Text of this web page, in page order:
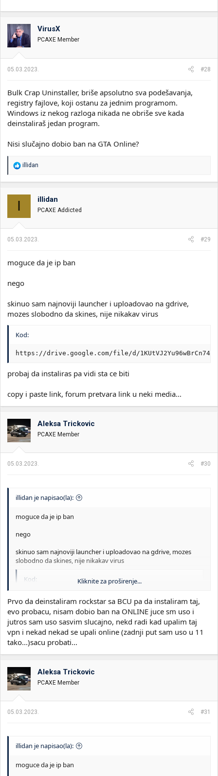
VirusX
PCAXE Member
05.03.2023. #28
Bulk Crap Uninstaller, briše apsolutno sva podešavanja,
registry fajlove, koji ostanu za jednim programom.
Windows iz nekog razloga nikada ne obriše sve kada
deinstaliraš jedan program.
Nisi slučajno dobio ban na GTA Online?
R
a
o
n
:
illidan
I illidan
PCAXE Addicted
05.03.2023. #29
moguce da je ip ban
nego
skinuo sam najnoviji launcher i uploadovao na gdrive,
mozes slobodno da skines, nije nikakav virus
Kod:
https://drive.google.com/file/d/
probaj da instaliras pa vidi sta ce biti
copy i paste link, forum pretvara link u neki media...
Aleksa Trickovic
PCAXE Member
05.03.2023. #30
illidan je napisao(la):
moguce da je ip ban
nego
skinuo sam najnoviji launcher i uploadovao na gdrive, mozes
slobodno da skines, nije nikakav virus
Kod:
https://drive.google.com/file/d/
probaj da instaliras pa vidi sta ce biti
copy i paste link, forum pretvara link u neki media...
Kliknite za proširenje...
Prvo da deinstaliram rockstar sa BCU pa da instaliram taj,
evo probacu, nisam dobio ban na ONLINE juce sm uso i
jutros sam uso sasvim slucajno, nekd radi kad upalim taj
vpn i nekad nekad se upali online (zadnji put sam uso u 11
tako...)sacu probati...
Aleksa Trickovic
PCAXE Member
05.03.2023. #31
illidan je napisao(la):
moguce da je ip ban